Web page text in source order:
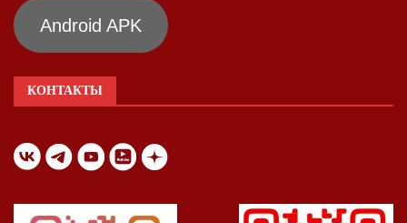
Android APK
КОНТАКТЫ